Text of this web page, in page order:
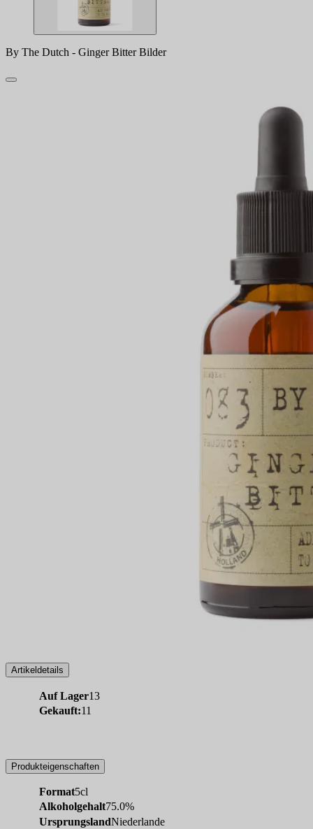
By The Dutch - Ginger Bitter Bilder
Artikeldetails
Auf Lager13
Gekauft:11
Produkteigenschaften
Format5cl
Alkoholgehalt75.0%
UrsprungslandNiederlande